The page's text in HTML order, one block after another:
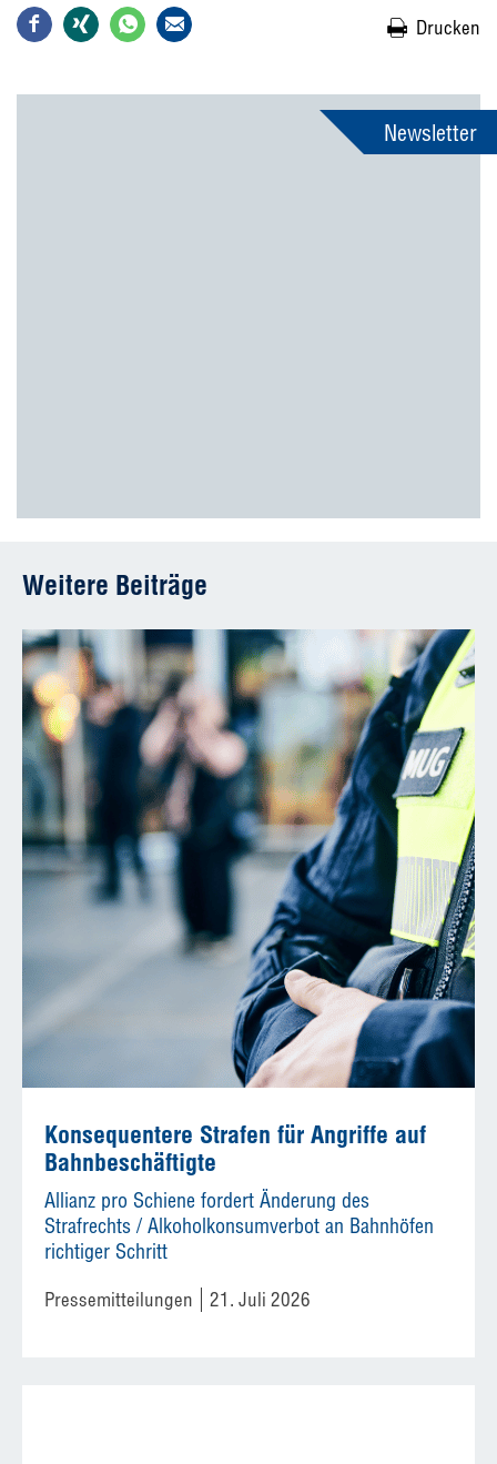
Drucken
Newsletter
Weitere Beiträge
Konsequentere Strafen für Angriffe auf
Bahnbeschäftigte
Allianz pro Schiene fordert Änderung des
Strafrechts / Alkoholkonsumverbot an Bahnhöfen
richtiger Schritt
Pressemitteilungen 21. Juli 2026